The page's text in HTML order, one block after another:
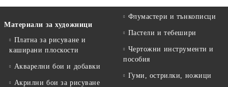
Материали за художници
Платна за рисуване и
каширани плоскости
Акварелни бои и добавки
Акрилни бои за рисуване
Флумастери и тънкописци
Пастели и тебешири
Чертожни инструменти и
пособия
Гуми, острилки, ножици